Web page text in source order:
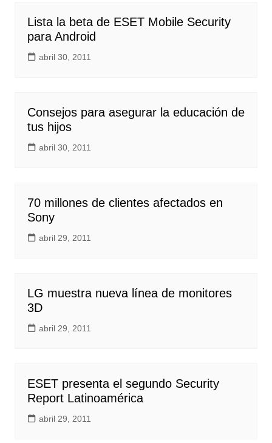
Lista la beta de ESET Mobile Security
para Android
abril 30, 2011
Consejos para asegurar la educación de
tus hijos
abril 30, 2011
70 millones de clientes afectados en
Sony
abril 29, 2011
LG muestra nueva línea de monitores
3D
abril 29, 2011
ESET presenta el segundo Security
Report Latinoamérica
abril 29, 2011